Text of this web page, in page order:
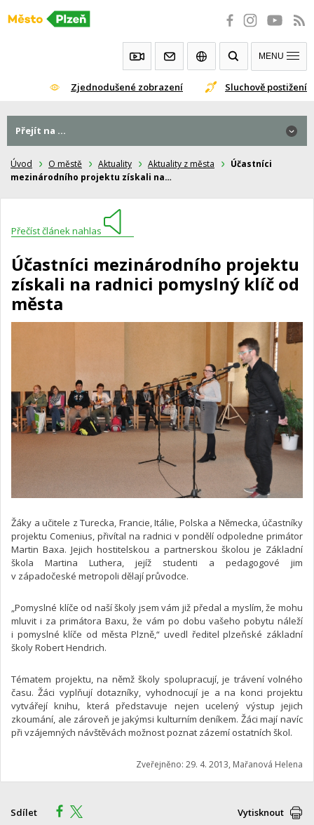
Přeskočit
Zjednodušené zobrazení Sluchově postižení
MENU
Úvod O městě Aktuality Aktuality z města
Účastníci
mezinárodního projektu získali na…
Přečíst článek nahlas
Účastníci mezinárodního projektu
získali na radnici pomyslný klíč od
města
Žáky a učitele z Turecka, Francie, Itálie, Polska a Německa, účastníky
projektu Comenius, přivítal na radnici v pondělí odpoledne primátor
Martin Baxa. Jejich hostitelskou a partnerskou školou je Základní
škola Martina Luthera, jejíž studenti a pedagogové jim
v západočeské metropoli dělají průvodce.
„Pomyslné klíče od naší školy jsem vám již předal a myslím, že mohu
mluvit i za primátora Baxu, že vám po dobu vašeho pobytu náleží
i pomyslné klíče od města Plzně,“ uvedl ředitel plzeňské základní
školy Robert Hendrich.
Tématem projektu, na němž školy spolupracují, je trávení volného
času. Žáci vyplňují dotazníky, vyhodnocují je a na konci projektu
vytvářejí knihu, která představuje nejen ucelený výstup jejich
zkoumání, ale zároveň je jakýmsi kulturním deníkem. Žáci mají navíc
při vzájemných návštěvách možnost poznat zázemí ostatních škol.
Zveřejněno: 29. 4. 2013, Mařanová Helena
Sdílet Vytisknout
Přejít na ...